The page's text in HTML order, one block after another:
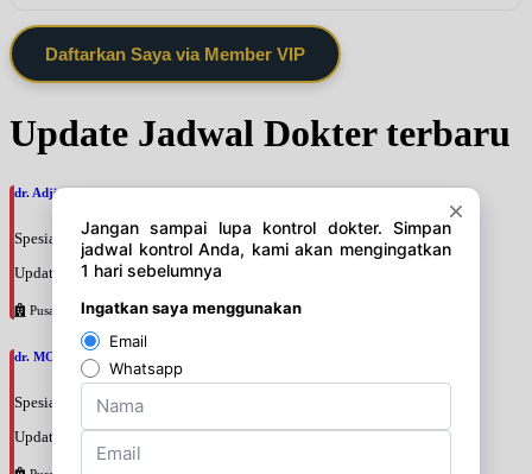
Daftarkan Saya via Member VIP
Update Jadwal Dokter terbaru
dr. Adji Suprajitno, SpPD
Spesialis: Penyakit Dalam
Update terakhir: 2026-08-07 20:37:59
Pusat Pertamina
dr. MOCHAMAD PASHA, SpPD
Spesialis: Penyakit Dalam
Update terakhir: 2026-08-07 20:35:45